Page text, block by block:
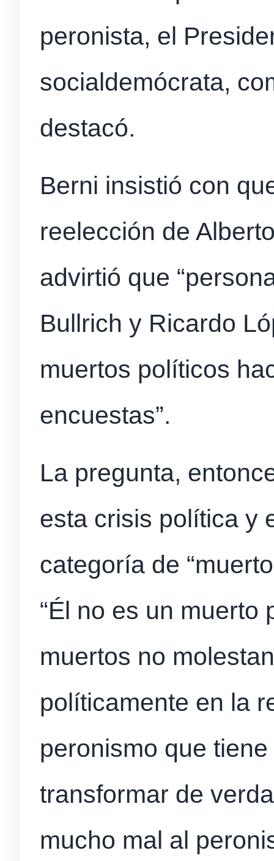
peronista, el
socialdemócrata,
destacó.
Berni insistió con
reelección de
advirtió que
Bullrich y Ricardo
muertos políticos
encuestas”.
La pregunta,
esta crisis política y
categoría de
“Él no es un muerto
muertos no
políticamente en la
peronismo que
transformar de
mucho mal al